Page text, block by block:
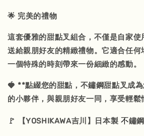
🌟 完美的禮物
這套優雅的甜點叉組合，不僅是自家使
送給親朋好友的精緻禮物。它適合任何
一個特殊的時刻帶來一份細緻的感動。
🍓 **點綴您的甜點，不鏽鋼甜點叉成
的小夥伴，與親朋好友一同，享受輕鬆
🚩 【YOSHIKAWA吉川】日本製 不鏽